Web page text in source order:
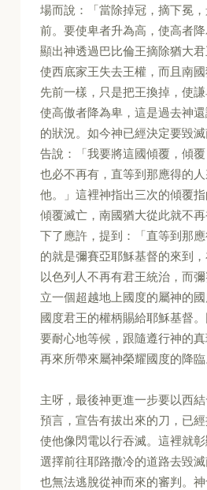
場而說：「當除掉冠，摘下冕
前。要使卑者升為高，使高者
顯出神透過巴比倫王摘除猶大
使西底家王失去王權，而且南
先前一樣，只是把王換掉，使
使高傲者降為卑，這是過去神
的狀況。如今神已經決定要毀
告說：「我要將這國傾覆，傾
也必不再有，直等到那應得的
他。」這裡神指出三次的傾覆
傾覆滅亡，南國猶大從此就不
下了應許，提到：「直等到那
的就是彌賽亞耶穌基督的來到
以色列人不再有君王統治，而
立一個超越地上國度的屬神的
國度君王的權柄賜給耶穌基督
要耐心地等候，跟隨遵行神的
再來所帶來屬神榮耀國度的降臨
主呀，最後神更進一步要以西
預言，宣告有拔出來的刀，已經
使他像閃電以行吞滅。這裡就
選擇前往耶路撒冷的道路去毀
也無法逃脫從神而來的審判。